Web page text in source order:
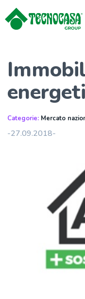
Categorie: Mercato
-27.09.2018-